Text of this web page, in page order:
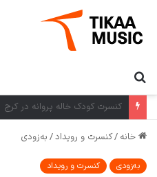
کنسرت کرمان گروه بومی در کرمان
خانه /کنسرت و رویداد/ به‌زودی
به‌زودی کنسرت و رویداد